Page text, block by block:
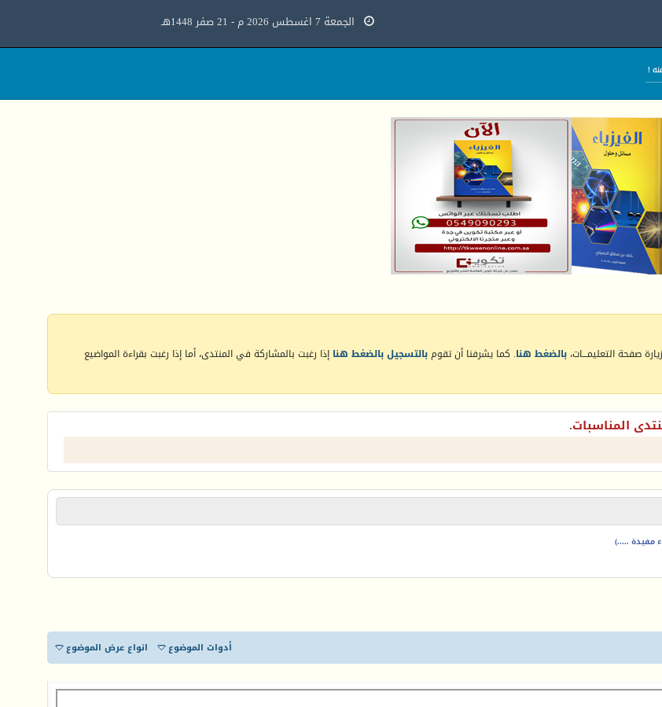
الجمعة 7 اغسطس 2026 م - 21 صفر 1448هـ
صفحة التعليمـــات، بالضغط هنا. كما يشرفنا أن تقومبالتسجيل بالضغط هنا إذا رغبت بالمشاركة في المنتدى، أما إذا رغبت بقراءة المواضيع
المناسبات.
مفيدة .....)
أدوات الموضوع انواع عرض الموضوع